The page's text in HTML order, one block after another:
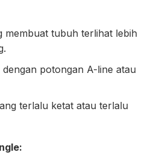
membuat tubuh terlihat lebih
potongan A-line atau
terlalu ketat atau terlalu